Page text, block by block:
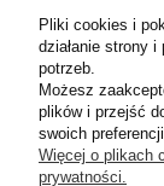
Pliki cookies i
działanie strony
potrzeb.
Możesz
plików i przejść
swoich
Więcej o plikach
prywatności.